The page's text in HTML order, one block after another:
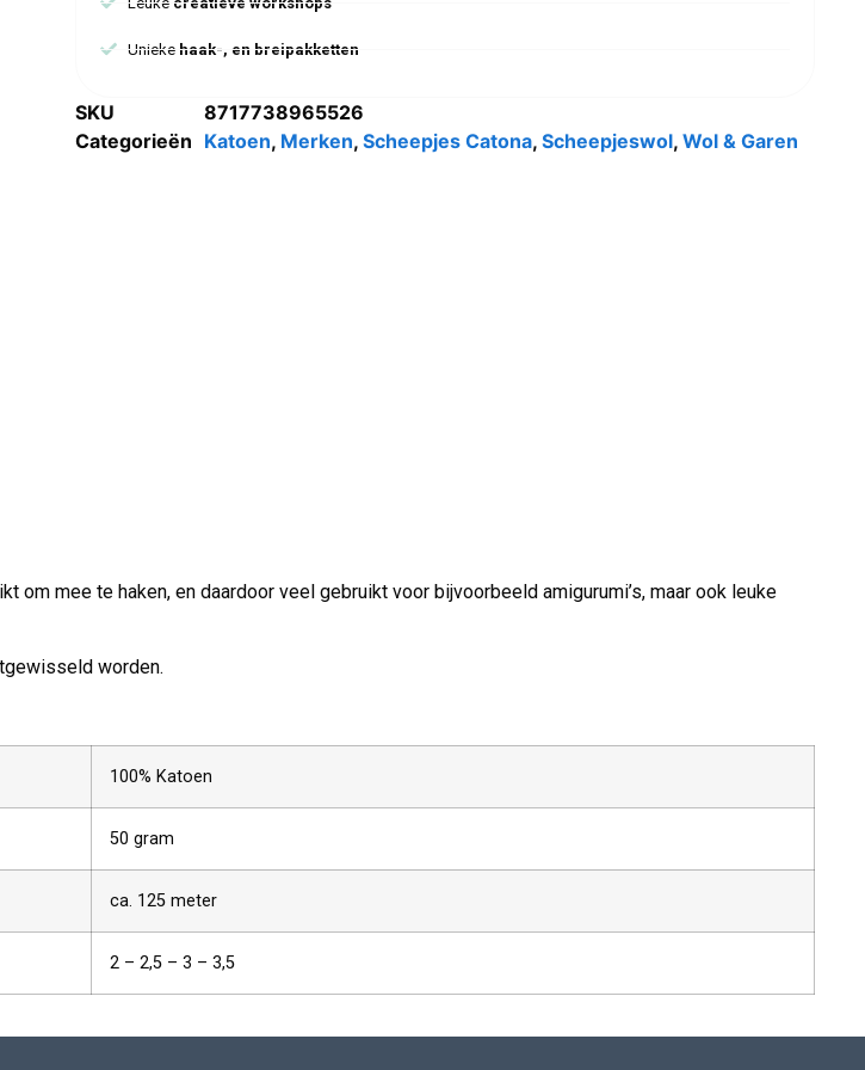
Uniekehaak-, en breipakketten
SKU
8717738965526
Categorieën Katoen, Merken, Scheepjes Catona, Scheepjeswol, Wol & Garen
mee te haken, en daardoor veel gebruikt voor bijvoorbeeld amigurumi’s, maar ook leuke
worden.
100% Katoen
50 gram
ca. 125 meter
2 – 2,5 – 3 – 3,5